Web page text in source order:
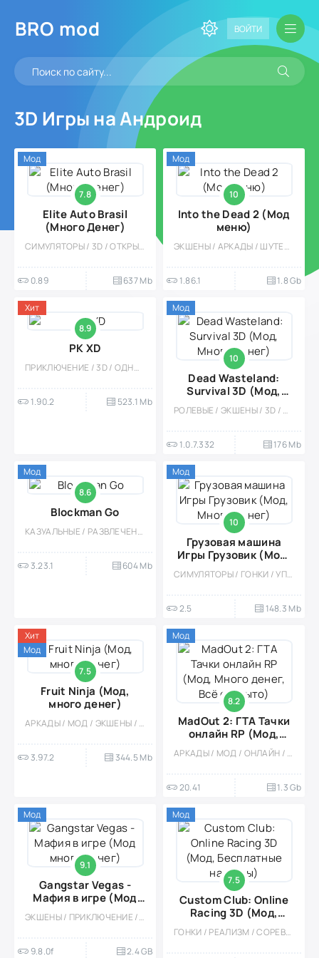
BRO mod ВОЙТИ
3D Игры на Андроид
7.8
Elite Auto Brasil
(Много Денег)
СИМУЛЯТОРЫ / 3D / ОТКРЫТЫЙ МИР / МОД / ОДНОПОЛЬЗОВАТЕЛЬСКИЕ / МНОГОПОЛЬЗОВАТЕЛЬСКАЯ
0.89 637 Mb
Мод
10
Into the Dead 2 (Мод
меню)
ЭКШЕНЫ / АРКАДЫ / ШУТЕРЫ / КАЗУАЛЬНЫЕ / ОДНОПОЛЬЗОВАТЕЛЬСКИЕ / СТИЛИЗАЦИЯ / ОФЛАЙН / ОТ ПЕРВОГО ЛИЦА / ЗОМБИ / МОД / БОССЫ / БОЛЬШАЯ / 3D
1.86.1 1.8 Gb
Мод
8.9
PK XD
ПРИКЛЮЧЕНИЕ / 3D / ОДНОПОЛЬЗОВАТЕЛЬСКИЕ / СИМУЛЯТОРЫ / КАЗУАЛЬНЫЕ / СОРЕВНОВАТЕЛЬНАЯ / МНОГОПОЛЬЗОВАТЕЛЬСКАЯ / СТИЛИЗАЦИЯ / ДЕВОЧКАМ / ДЛЯ ДЕТЕЙ
1.90.2 523.1 Mb
Хит
10
Dead Wasteland:
Survival 3D (Мод,
Много денег)
РОЛЕВЫЕ / ЭКШЕНЫ / 3D / АПОКАЛИПСИС / СИМУЛЯТОРЫ / ВЫЖИВАНИЕ / ИССЛЕДОВАНИЯ / ОТКРЫТЫЙ МИР / ОДНОПОЛЬЗОВАТЕЛЬСКИЕ / МОД
1.0.7.332 176 Mb
Мод
8.6
Blockman Go
КАЗУАЛЬНЫЕ / РАЗВЛЕЧЕНИЯ / МНОГОПОЛЬЗОВАТЕЛЬСКАЯ / СОРЕВНОВАТЕЛЬНАЯ / ОДНОПОЛЬЗОВАТЕЛЬСКИЕ / СТИЛИЗАЦИЯ / ПИКСЕЛЬНАЯ / 3D / ГОЛОВОЛОМКИ / БОЛЬШАЯ / МОД
3.23.1 604 Mb
Мод
10
Грузовая машина
Игры Грузовик (Мод,
Много денег)
СИМУЛЯТОРЫ / ГОНКИ / УПРАВЛЕНИЕ / КАЗУАЛЬНЫЕ / ОДНОПОЛЬЗОВАТЕЛЬСКИЕ / СТИЛИЗАЦИЯ / ОФЛАЙН / МОД / ВСТРОЕННЫЙ КЕШ / 3D / ПЕСОЧНИЦЫ / ОТКРЫТЫЙ МИР
2.5 148.3 Mb
Мод
7.5
Fruit Ninja (Мод,
много денег)
АРКАДЫ / МОД / ЭКШЕНЫ / МНОГОПОЛЬЗОВАТЕЛЬСКАЯ / СОРЕВНОВАТЕЛЬНАЯ / ОДНОПОЛЬЗОВАТЕЛЬСКИЕ / ОФЛАЙН / СТИЛИЗАЦИЯ / ПО МУЛЬТФИЛЬМАМ / 3D / ОТ ПЕРВОГО ЛИЦА / ВСТРОЕННЫЙ КЕШ
3.97.2 344.5 Mb
Хит
Мод
8.2
MadOut 2: ГТА Тачки
онлайн RP (Мод,
Много денег, Всё
открыто)
АРКАДЫ / МОД / ОНЛАЙН / СТИЛИЗАЦИЯ / ОДНОПОЛЬЗОВАТЕЛЬСКИЕ / МНОГОПОЛЬЗОВАТЕЛЬСКАЯ / ЭКШЕНЫ / ПРИКЛЮЧЕНИЕ / КАЗУАЛЬНЫЕ / СИМУЛЯТОРЫ / БОЛЬШАЯ / ВСТРОЕННЫЙ КЕШ / 3D
20.41 1.3 Gb
Мод
9.1
Gangstar Vegas -
Мафия в игре (Мод
много денег)
ЭКШЕНЫ / ПРИКЛЮЧЕНИЕ / КАЗУАЛЬНЫЕ / ОДНОПОЛЬЗОВАТЕЛЬСКИЕ / ОФЛАЙН / СТИЛИЗАЦИЯ / РОЛЕВЫЕ / МОД / 3D / ОТКРЫТЫЙ МИР / БОЛЬШАЯ / ВСТРОЕННЫЙ КЕШ
9.8.0f 2.4 GB
Мод
7.5
Custom Club: Online
Racing 3D (Мод,
Бесплатные
награды)
ГОНКИ / РЕАЛИЗМ / СОРЕВНОВАТЕЛЬНАЯ / 3D / ВСТРОЕННЫЙ КЕШ / МОД / АРКАДЫ / ПО МУЛЬТФИЛЬМАМ
Мод